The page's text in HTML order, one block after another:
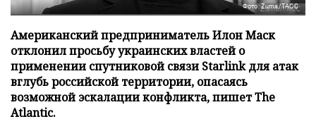
Фото: Zuma/ТАСС
Американский предприниматель Илон Маск
отклонил просьбу украинских властей о
применении спутниковой связи Starlink для атак
вглубь российской территории, опасаясь
возможной эскалации конфликта, пишет The
Atlantic.